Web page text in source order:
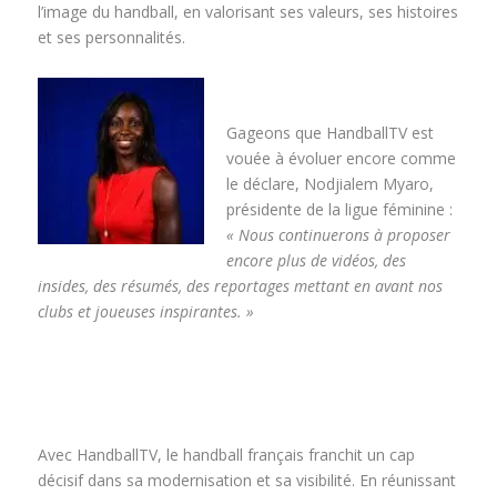
l’image du handball, en valorisant ses valeurs, ses histoires
et ses personnalités.
Gageons que HandballTV est
vouée à évoluer encore comme
le déclare, Nodjialem Myaro,
présidente de la ligue féminine :
« Nous continuerons à proposer
encore plus de vidéos, des
insides, des résumés, des reportages mettant en avant nos
clubs et joueuses inspirantes. »
Avec HandballTV, le handball français franchit un cap
décisif dans sa modernisation et sa visibilité. En réunissant